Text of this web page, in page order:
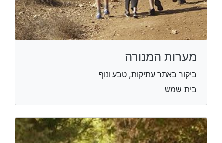
מערות המנורה
ביקור באתר עתיקות, טבע ונוף
בית שמש